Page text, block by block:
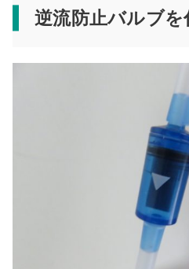
逆流防止バルブ